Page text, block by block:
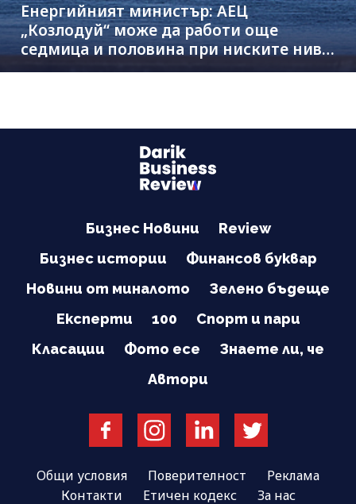
Енергийният министър: АЕЦ
„Козлодуй“ може да работи още
седмица и половина при ниските нива
на Дунав
Бизнес Новини
Review
Бизнес истории
Финансов буквар
Новини от миналото
Зелено бъдеще
Експерти
100
Спорт и пари
Класации
Фото есе
Знаете ли, че
Автори
Общи условия Поверителност
Реклама
Контакти
Етичен кодекс За нас